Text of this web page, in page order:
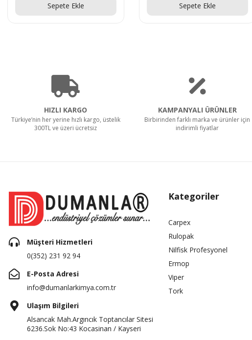
Sepete Ekle
Sepete Ekle
HIZLI KARGO
Türkiye’nin her yerine hızlı kargo, üstelik
300TL ve üzeri ücretsiz
KAMPANYALI ÜRÜNLER
Birbirinden farklı marka ve ürünler için
indirimli fiyatlar
Müşteri Hizmetleri
0(352) 231 92 94
E-Posta Adresi
info@dumanlarkimya.com.tr
Ulaşım Bilgileri
Alsancak Mah.Argıncık Toptancılar Sitesi
6236.Sok No:43 Kocasinan / Kayseri
Kategoriler
Carpex
Rulopak
Nilfisk Profesyonel
Ermop
Viper
Tork